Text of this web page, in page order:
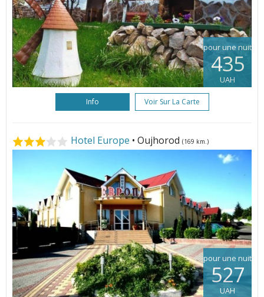
pour une nuit
435
UAH
Info Voir Sur La Carte
Hotel Europe • Oujhorod (169 km.)
pour une nuit
527
UAH